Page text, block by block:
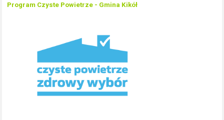
Program Czyste Powietrze - Gmina Kikół